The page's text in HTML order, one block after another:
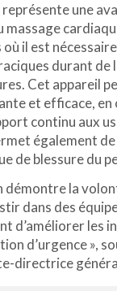
une
massage
il est
durant de
Cet appareil
et efficace,
continu aux
également
de blessure du
la
dans des
d’améliorer les
d’urgence »,
directrice